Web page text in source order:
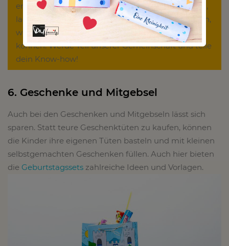
entwickelt?Registriere dich auf unserer Plattform ,
lade deine Ideen hoch und inspiriere andere Eltern,
wie sie das Beste aus ihrem Partybudget machen
können. Werde Teil unserer Gemeinschaft und teile
dein Know-how!
6. Geschenke und Mitgebsel
Auch bei den Geschenken und Mitgebseln lässt sich
sparen. Statt teure Geschenktüten zu kaufen, können
die Kinder ihre eigenen Tüten basteln und mit kleinen
selbstgemachten Geschenken füllen. Auch hier bieten
die Geburtstagssets zahlreiche Ideen und Vorlagen.